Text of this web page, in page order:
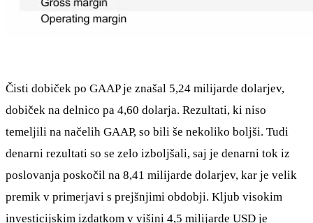
Čisti dobiček po GAAP je znašal 5,24 milijarde dolarjev,
dobiček na delnico pa 4,60 dolarja. Rezultati, ki niso
temeljili na načelih GAAP, so bili še nekoliko boljši. Tudi
denarni rezultati so se zelo izboljšali, saj je denarni tok iz
poslovanja poskočil na 8,41 milijarde dolarjev, kar je velik
premik v primerjavi s prejšnjimi obdobji. Kljub visokim
investicijskim izdatkom v višini 4,5 milijarde USD je